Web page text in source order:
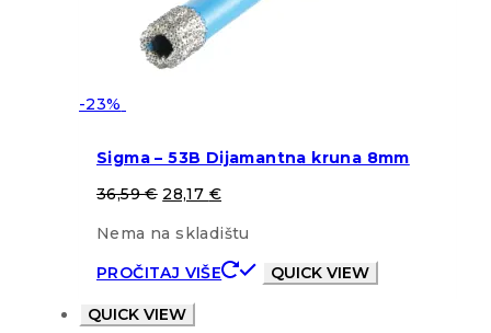
-23%
Sigma – 53B Dijamantna kruna 8mm
36,59€ 28,17 €
Nema na skladištu
PROČITAJ VIŠE
QUICK VIEW
QUICK VIEW